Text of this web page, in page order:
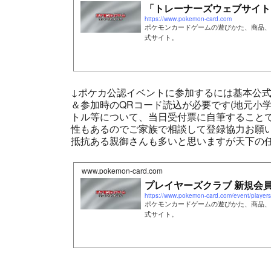
「トレーナーズウェブサイ
https://www.pokemon-card.com
ポケモンカードゲームの遊びかた、商品
式サイト。
↓ポケカ公認イベントに参加するには基本公
＆参加時のQRコード読込が必要です(地元小
トル等について、当日受付票に自筆するこ
性もあるのでご家族で相談して登録協力お
抵抗ある親御さんも多いと思いますが天下の
www.pokemon-card.com
プレイヤーズクラブ 新規会
https://www.pokemon-card.com/event/
ポケモンカードゲームの遊びかた、商品
式サイト。